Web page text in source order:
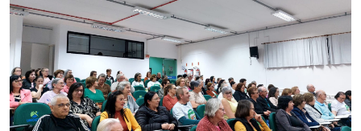
Diplomados
Cultura
CPA